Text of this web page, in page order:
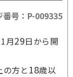
番号：P-009335
月29日から開
の方と 18歳以